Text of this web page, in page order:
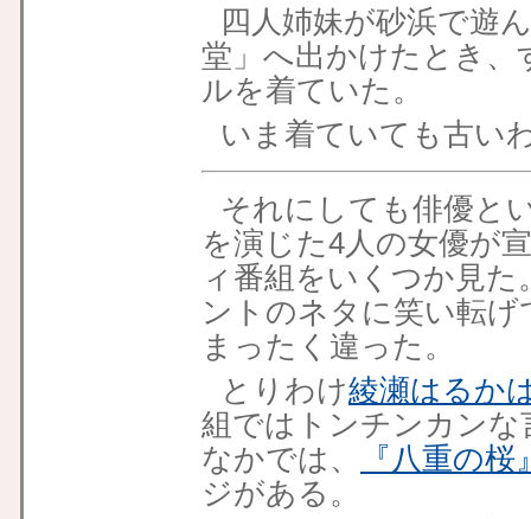
四人姉妹が砂浜で遊
堂」へ出かけたとき
ルを着ていた。
いま着ていても古い
それにしても俳優と
を演じた4人の女優が
ィ番組をいくつか見
ントのネタに笑い転
まったく違った。
とりわけ綾瀬はるか
組ではトンチンカンな
なかでは、
『八重の桜
ジがある。